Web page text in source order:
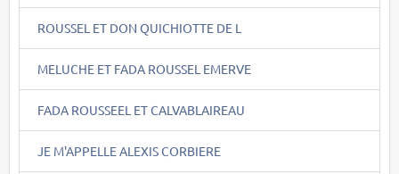
ROUSSEL ET DON QUICHIOTTE DE L
MELUCHE ET FADA ROUSSEL EMERVE
FADA ROUSSEEL ET CALVABLAIREAU
JE M'APPELLE ALEXIS CORBIERE